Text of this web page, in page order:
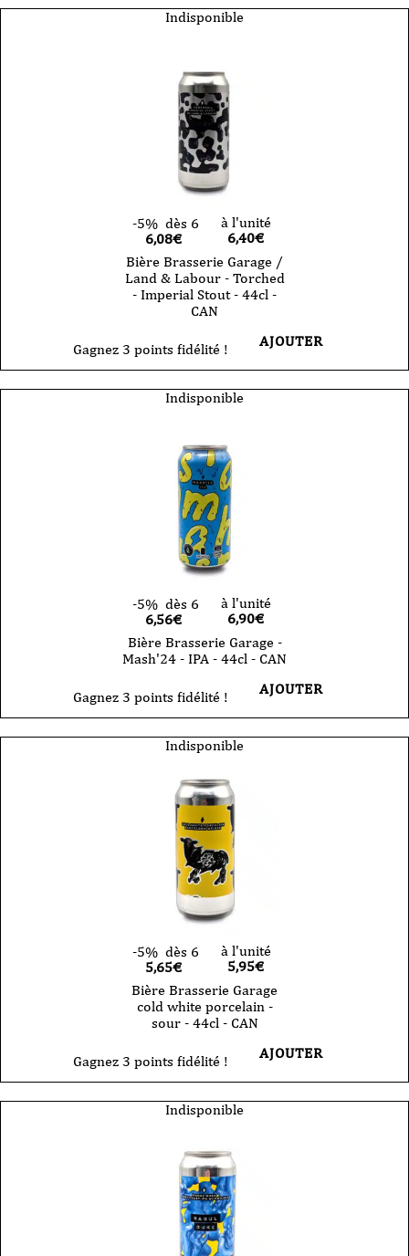
Indisponible
-5% dès 6
6,08€
à l'unité
6,40€
Bière Brasserie Garage /
Land & Labour - Torched
- Imperial Stout - 44cl -
CAN
Gagnez 3 points fidélité ! AJOUTER
Indisponible
-5% dès 6
6,56€
à l'unité
6,90€
Bière Brasserie Garage -
Mash'24 - IPA - 44cl - CAN
Gagnez 3 points fidélité ! AJOUTER
Indisponible
-5% dès 6
5,65€
à l'unité
5,95€
Bière Brasserie Garage
cold white porcelain -
sour - 44cl - CAN
Gagnez 3 points fidélité ! AJOUTER
Indisponible